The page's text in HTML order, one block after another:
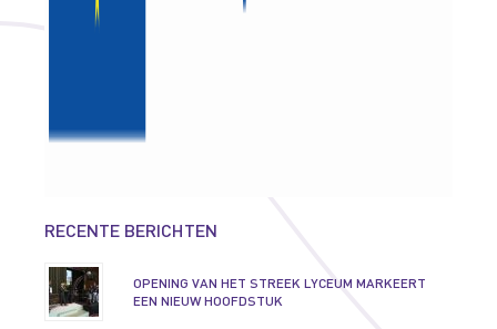
RECENTE BERICHTEN
OPENING VAN HET STREEK LYCEUM MARKEERT
EEN NIEUW HOOFDSTUK